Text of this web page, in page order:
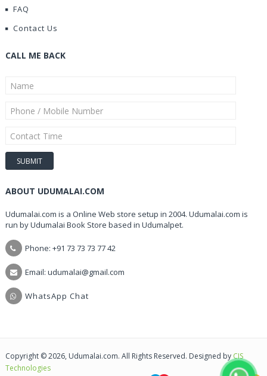
FAQ
Contact Us
CALL ME BACK
ABOUT UDUMALAI.COM
Udumalai.com is a Online Web store setup in 2004. Udumalai.com is
run by Udumalai Book Store based in Udumalpet.
Phone: +91 73 73 73 77 42
Email: udumalai@gmail.com
WhatsApp Chat
Copyright © 2026, Udumalai.com. All Rights Reserved. Designed by CIS
Technologies